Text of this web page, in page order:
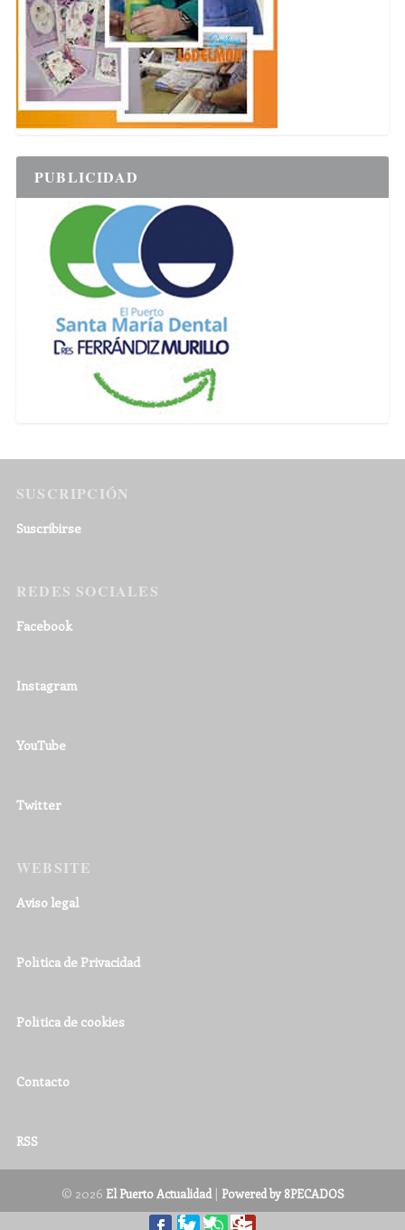
PUBLICIDAD
SUSCRIPCIÓN
Suscribirse
REDES SOCIALES
Facebook
Instagram
YouTube
Twitter
WEBSITE
Aviso legal
Política de Privacidad
Política de cookies
Contacto
RSS
© 2026 El Puerto Actualidad| Powered by 8PECADOS